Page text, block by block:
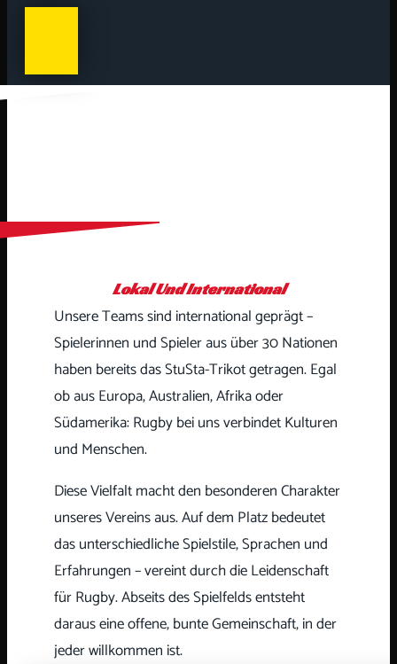
Lokal Und International
Unsere Teams sind international geprägt –
Spielerinnen und Spieler aus über 30 Nationen
haben bereits das StuSta-Trikot getragen. Egal
ob aus Europa, Australien, Afrika oder
Südamerika: Rugby bei uns verbindet Kulturen
und Menschen.
Diese Vielfalt macht den besonderen Charakter
unseres Vereins aus. Auf dem Platz bedeutet
das unterschiedliche Spielstile, Sprachen und
Erfahrungen – vereint durch die Leidenschaft
für Rugby. Abseits des Spielfelds entsteht
daraus eine offene, bunte Gemeinschaft, in der
jeder willkommen ist.